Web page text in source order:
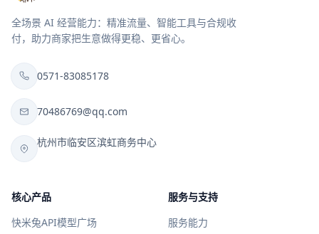
全场景 AI 经营能力：精准流量、智能工具与合规收
付，助力商家把生意做得更稳、更省心。
0571-83085178
70486769@qq.com
杭州市临安区滨虹商务中心
核心产品
快米兔API模型广场
服务与支持
服务能力